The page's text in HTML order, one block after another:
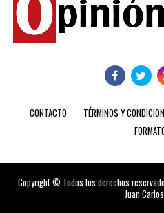
CONTACTO TÉRMINOS Y
Copyright © Todos los derechos
Juan